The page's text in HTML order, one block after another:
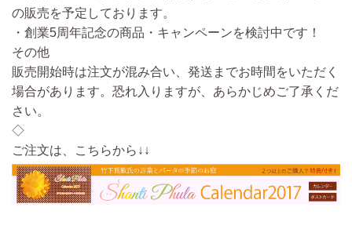
の販売を予定しております。
・創業5周年記念の商品・キャンペーンを検討中です！
その他
販売開始時は注文が混み合い、発送までお時間をいただく
場合があります。恐れ入りますが、あらかじめご了承くだ
さい。
◇
ご注文は、こちらから↓↓